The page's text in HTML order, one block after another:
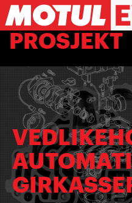
Hopp
hovedinnhold
PROSJEKT